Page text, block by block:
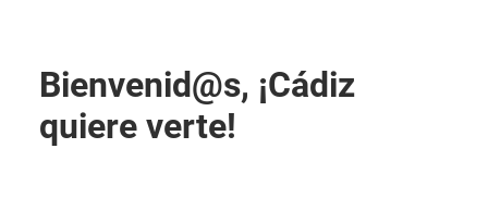
Bienvenid@s, ¡Cádiz
quiere verte!